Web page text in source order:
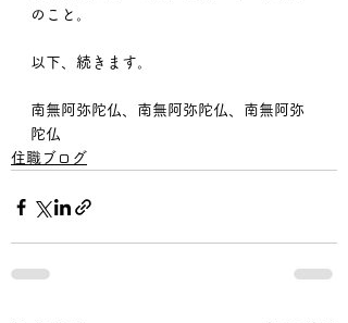
のこと。
以下、続きます。
南無阿弥陀仏、南無阿弥陀仏、南無阿弥
陀仏
住職ブログ